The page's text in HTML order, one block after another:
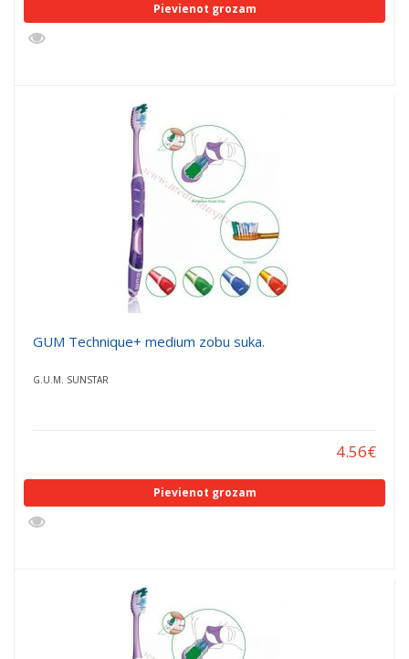
Pievienot grozam
GUM Technique+ medium zobu suka.
G.U.M. SUNSTAR
4.56€
Pievienot grozam